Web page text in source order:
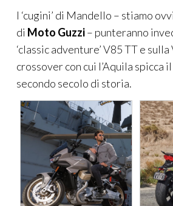
I ‘cugini’ di Mandello – stiamo
di Moto Guzzi– punteranno
‘classic adventure’ V85 TT e
crossover con cui l’Aquila spicca
secondo secolo di storia.